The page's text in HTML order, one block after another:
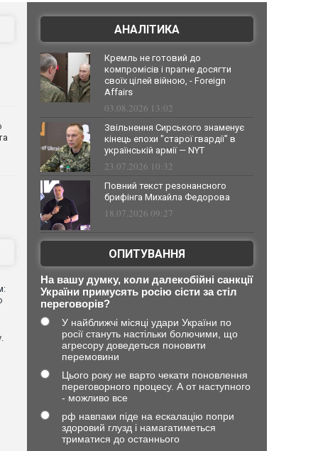
АНАЛІТИКА
Кремль не готовий до
компромісів і прагне досягти
своїх цілей війною, - Foreign
Affairs
03.08.2026 13:02
Звільнення Сирського знаменує
кінець епохи "старої гвардії" в
українській армії — NYT
23.07.2026 10:32
Повний текст резонансного
брифінга Михайла Федорова
18.07.2026 09:27
ОПИТУВАННЯ
На вашу думку, коли далекобійні санкції
України примусять росію сісти за стіл
переговорів?
У найближчі місяці удари України по
росії стануть настільки болючими, що
агресору доведеться поновити
перемовини
Цього року не варто чекати поновлення
переговорного процесу. А от наступного
- можливо все
рф навпаки піде на ескалацію попри
здоровий глузд і намагатиметься
триматися до останнього